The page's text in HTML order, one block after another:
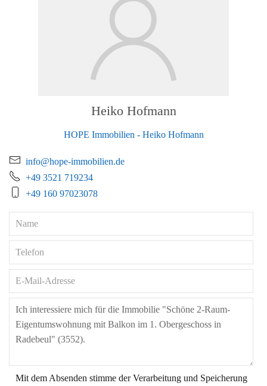
Heiko Hofmann
HOPE Immobilien - Heiko Hofmann
info@hope-immobilien.de
+49 3521 719234
+49 160 97023078
Mit dem Absenden stimme der Verarbeitung und Speicherung